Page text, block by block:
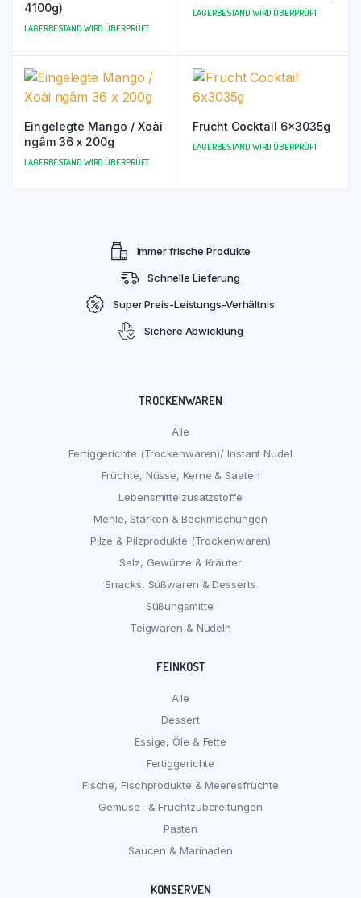
4100g)
LAGERBESTAND WIRD ÜBERPRÜFT
LAGERBESTAND WIRD ÜBERPRÜFT
Eingelegte Mango / Xoài
ngâm 36 x 200g
LAGERBESTAND WIRD ÜBERPRÜFT
Frucht Cocktail 6x3035g
LAGERBESTAND WIRD ÜBERPRÜFT
Immer frische Produkte
Schnelle Lieferung
Super Preis-Leistungs-Verhältnis
Sichere Abwicklung
TROCKENWAREN
Alle
Fertiggerichte (Trockenwaren)/ Instant Nudel
Früchte, Nüsse, Kerne & Saaten
Lebensmittelzusatzstoffe
Mehle, Stärken & Backmischungen
Pilze & Pilzprodukte (Trockenwaren)
Salz, Gewürze & Kräuter
Snacks, Süßwaren & Desserts
Süßungsmittel
Teigwaren & Nudeln
FEINKOST
Alle
Dessert
Essige, Öle & Fette
Fertiggerichte
Fische, Fischprodukte & Meeresfrüchte
Gemüse- & Fruchtzubereitungen
Pasten
Saucen & Marinaden
KONSERVEN